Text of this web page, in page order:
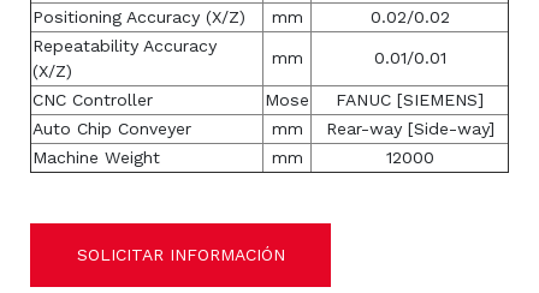
Positioning Accuracy (X/Z)
mm
0.02/0.02
Repeatability Accuracy
(X/Z)
mm 0.01/0.01
CNC Controller Mose
FANUC [SIEMENS]
Auto Chip Conveyer
mm
Rear-way [Side-way]
Machine Weight
mm 12000
SOLICITAR INFORMACIÓN